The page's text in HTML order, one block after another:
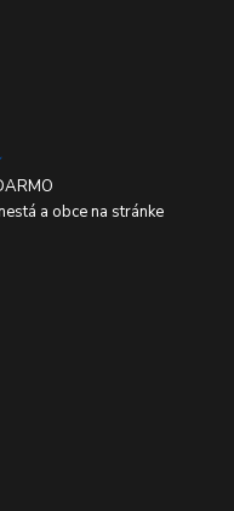
a obce na stránke